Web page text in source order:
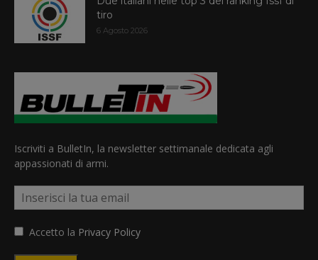
tiro
6 Agosto 2026
Iscriviti a BulletIn, la newsletter settimanale dedicata agli
appassionati di armi.
Accetto la Privacy Policy